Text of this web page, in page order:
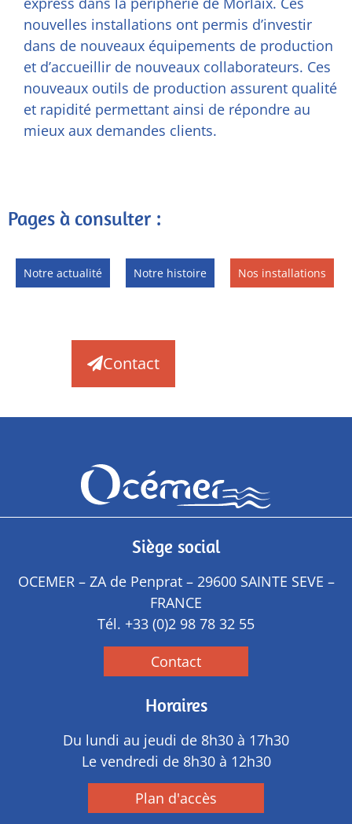
Contact
nouvelles installations ont permis d’investir
dans de nouveaux équipements de production
et d’accueillir de nouveaux collaborateurs. Ces
nouveaux outils de production assurent qualité
et rapidité permettant ainsi de répondre au
mieux aux demandes clients.
Pages à consulter :
Notre actualité Notre histoire Nos installations
Siège social
OCEMER – ZA de Penprat – 29600 SAINTE SEVE –
FRANCE
Tél. +33 (0)2 98 78 32 55
Contact
Horaires
Du lundi au jeudi de 8h30 à 17h30
Le vendredi de 8h30 à 12h30
Plan d'accès